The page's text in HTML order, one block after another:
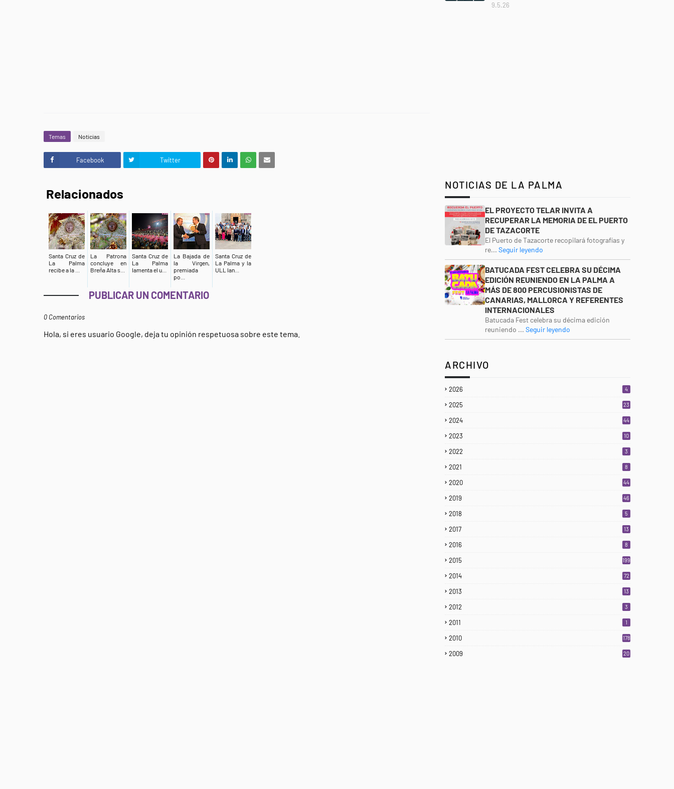
Temas Noticias
Facebook Twitter
Relacionados
Santa Cruz de
La Palma
recibe a la ...
La Patrona
concluye en
Breña Alta s...
Santa Cruz de
La Palma
lamenta el u...
La Bajada de
la Virgen,
premiada
po...
Santa Cruz de
La Palma y la
ULL lan...
PUBLICAR UN COMENTARIO
0 Comentarios
Hola, si eres usuario Google, deja tu opinión respetuosa sobre este tema.
9.5.26
NOTICIAS DE LA PALMA
EL PROYECTO TELAR INVITA A
RECUPERAR LA MEMORIA DE EL PUERTO
DE TAZACORTE
El Puerto de Tazacorte recopilará fotografías y
re... Seguir leyendo
BATUCADA FEST CELEBRA SU DÉCIMA
EDICIÓN REUNIENDO EN LA PALMA A
MÁS DE 800 PERCUSIONISTAS DE
CANARIAS, MALLORCA Y REFERENTES
INTERNACIONALES
Batucada Fest celebra su décima edición
reuniendo ... Seguir leyendo
ARCHIVO
2026 4
2025
23
2024 44
2023 10
2022 3
2021 8
2020 44
2019 46
2018 5
2017 13
2016 8
2015 199
2014 72
2013 13
2012 3
2011 1
2010 178
2009 20